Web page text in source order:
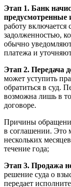
Этап 1. Банк
предусмотренные
работу включается
задолженностью,
обычно
платежа и
Этап 2. Передача
может уступить
обратиться в суд.
возможна лишь в
договоре.
Причины
в соглашении. Это
нескольких
течение года;
Этап 3. Продажа
решение суда о
передает